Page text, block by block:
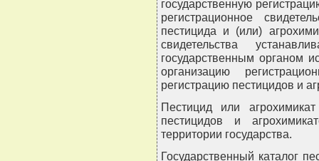
государственную
регистрационное
пестицида и (или)
свидетельства
государственным органом
организацию
регистрацию пестицидов и
Пестицид или
пестицидов и
территории государства.
Государственный каталог